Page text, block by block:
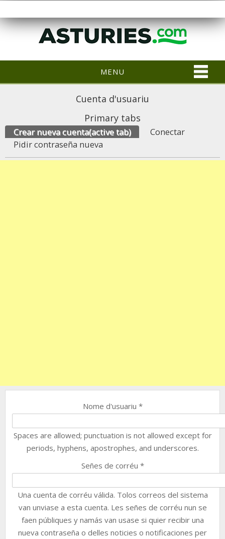
MENU
Cuenta d'usuariu
Primary tabs
Crear nueva cuenta(active tab)
Conectar
Pidir contraseña nueva
Nome d'usuariu *
Spaces are allowed; punctuation is not allowed except for
periods, hyphens, apostrophes, and underscores.
Señes de corréu *
Una cuenta de corréu válida. Tolos correos del sistema
van unviase a esta cuenta. Les señes de corréu nun se
faen públiques y namás van usase si quier recibir una
nueva contraseña o delles noticies o notificaciones per